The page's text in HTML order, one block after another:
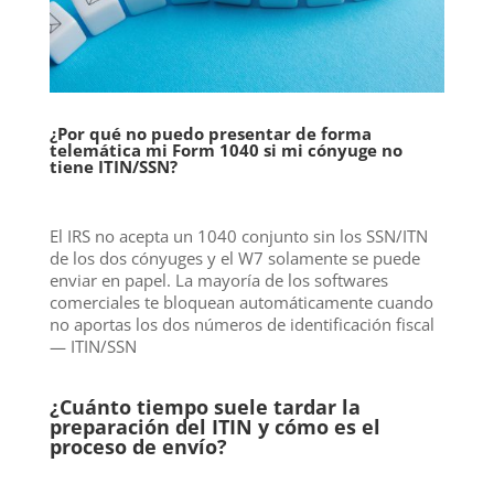
¿Por qué no puedo presentar de forma
telemática mi Form 1040 si mi cónyuge no
tiene ITIN/SSN?
El IRS no acepta un 1040 conjunto sin los SSN/ITN
de los dos cónyuges y el W7 solamente se puede
enviar en papel. La mayoría de los softwares
comerciales te bloquean automáticamente cuando
no aportas los dos números de identificación fiscal
— ITIN/SSN
¿Cuánto tiempo suele tardar la
preparación del ITIN y cómo es el
proceso de envío?